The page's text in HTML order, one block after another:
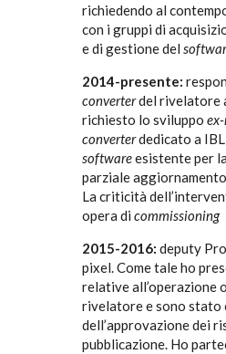
richiedendo al
con i gruppi di
e di gestione del
2014-presente:
converterdel rivelatore
richiesto lo sviluppo
converterdedicato a IBL
softwareesistente per
parziale
La criticità
opera di commissioning
2015-2016: deputy
pixel. Come tale ho
relative all’operazione
rivelatore e sono stato
dell’approvazione dei
pubblicazione. Ho